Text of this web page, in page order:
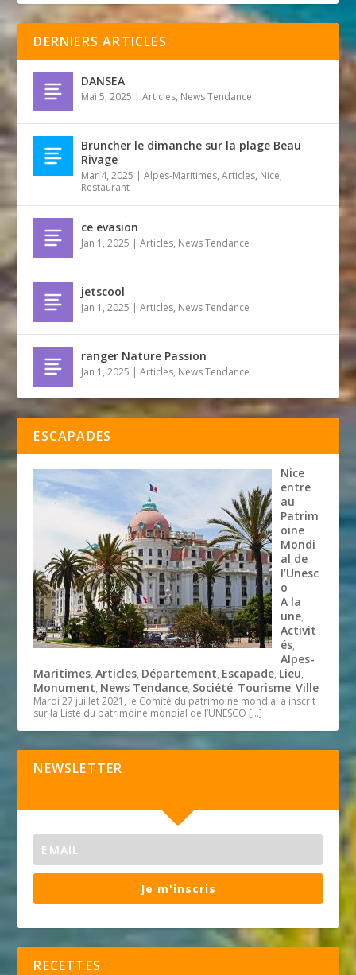
DERNIERS ARTICLES
DANSEA
Mai 5, 2025 |Articles, News Tendance
Bruncher le dimanche sur la plage Beau
Rivage
Mar 4, 2025 |Alpes-Maritimes,Articles, Nice,
Restaurant
ce evasion
Jan 1, 2025 |Articles, News Tendance
jetscool
Jan 1, 2025 |Articles, News Tendance
ranger Nature Passion
Jan 1, 2025 |Articles, News Tendance
ESCAPADES
Nice
entre
au
Patrim
oine
Mondi
al de
l’Unesc
o
A la
une,
Activit
és,
Alpes-
Maritimes,Articles, Département, Escapade, Lieu,
Monument, News Tendance, Société, Tourisme,Ville
Mardi 27 juillet 2021, le Comité du patrimoine mondial a inscrit
sur la Liste du patrimoine mondial de l’UNESCO […]
NEWSLETTER
Je m'inscris
RECETTES